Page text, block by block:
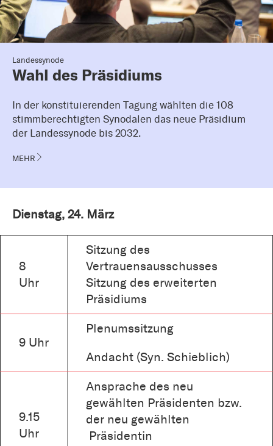
Landessynode
Wahl des Präsidiums
In der konstituierenden Tagung wählten die 108
stimmberechtigten Synodalen das neue Präsidium
der Landessynode bis 2032.
MEHR
Dienstag, 24. März
8
Uhr
Sitzung des
Vertrauensausschusses
Sitzung des erweiterten
Präsidiums
9 Uhr
Plenumssitzung
Andacht (Syn. Schieblich)
9.15
Uhr
Ansprache des neu
gewählten Präsidenten bzw.
der neu gewählten
Präsidentin